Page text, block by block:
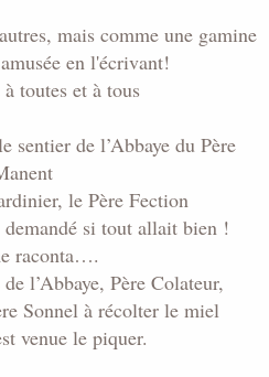
mais comme une gamine
en l'écrivant!
toutes et à tous
sentier de l’Abbaye du Père
le Père Fection
si tout allait bien !
raconta….
l’Abbaye, Père Colateur,
Sonnel à récolter le miel
venue le piquer.